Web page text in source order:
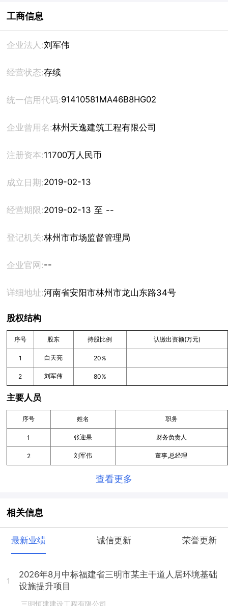
工商信息
企业法人:刘军伟
经营状态:存续
统一信用代码:91410581MA46B8HG02
企业曾用名:林州天逸建筑工程有限公司
注册资本:11700万人民币
成立日期:2019-02-13
经营期限: 2019-02-13 至 --
登记机关:林州市市场监督管理局
企业官网:--
详细地址:河南省安阳市林州市龙山东路34号
股权结构
序号 股东 持股比例 认缴出资额(万元)
1 白天亮 20%
2 刘军伟 80%
主要人员
序号 姓名 职务
1 张迎果 财务负责人
2 刘军伟 董事,总经理
查看更多
相关信息
最新业绩 诚信更新 荣誉更新
1
2026年8月中标福建省三明市某主干道人居环境基础
设施提升项目
三明恒建建设工程有限公司